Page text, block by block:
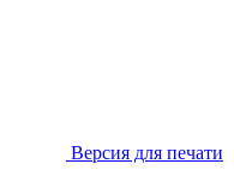
Версия для печати